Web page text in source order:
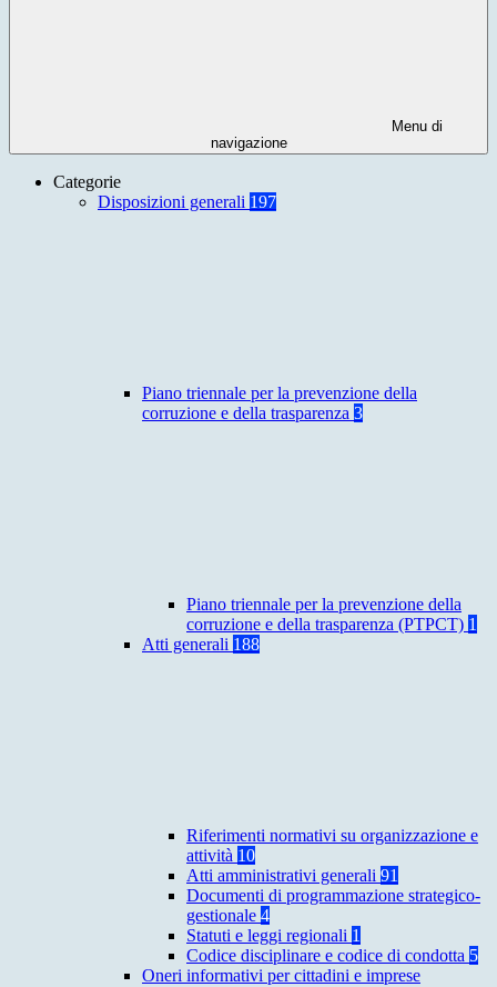
Menu di
navigazione
Categorie
Disposizioni generali 197
Piano triennale per la prevenzione della
corruzione e della trasparenza 3
Piano triennale per la prevenzione della
corruzione e della trasparenza (PTPCT) 1
Atti generali 188
Riferimenti normativi su organizzazione e
attività 10
Atti amministrativi generali 91
Documenti di programmazione strategico-
gestionale 4
Statuti e leggi regionali 1
Codice disciplinare e codice di condotta 5
Oneri informativi per cittadini e imprese